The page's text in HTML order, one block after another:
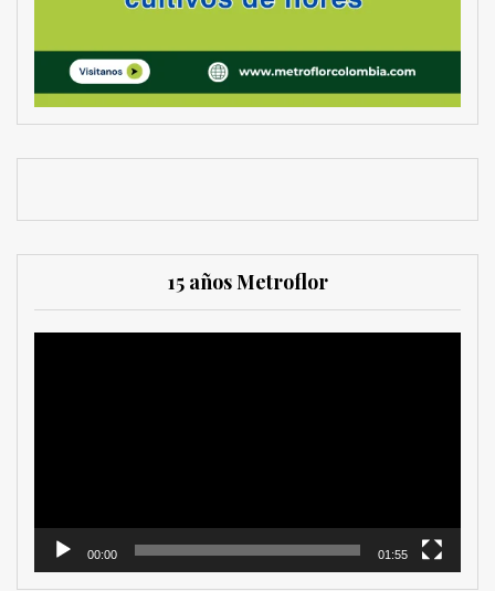
15 años Metroflor
00:00 01:55